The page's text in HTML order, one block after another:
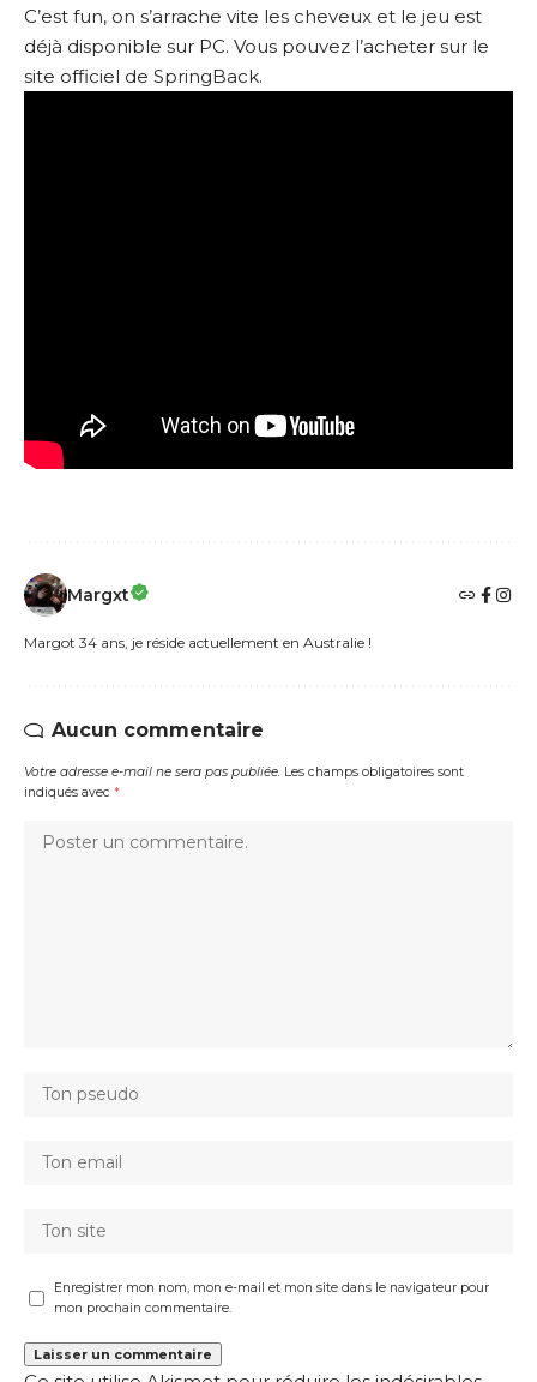
C’est fun, on s’arrache vite les cheveux et le jeu est
déjà disponible sur PC. Vous pouvez l’acheter sur le
site officiel de SpringBack.
Margxt
Margot 34 ans, je réside actuellement en Australie !
Aucun commentaire
Votre adresse e-mail ne sera pas publiée. Les champs obligatoires sont
indiqués avec *
Enregistrer mon nom, mon e-mail et mon site dans le navigateur pour
mon prochain commentaire.